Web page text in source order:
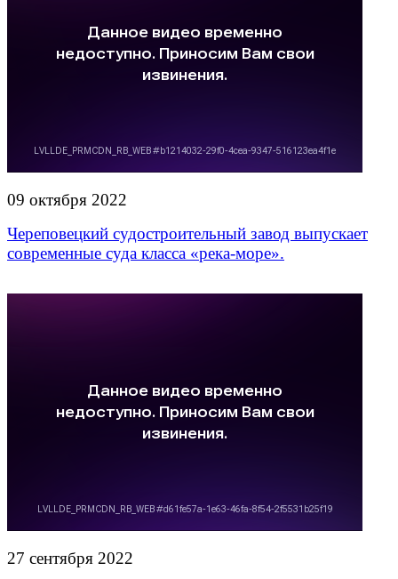
09 октября 2022
Череповецкий судостроительный завод выпускает
современные суда класса «река-море».
27 сентября 2022